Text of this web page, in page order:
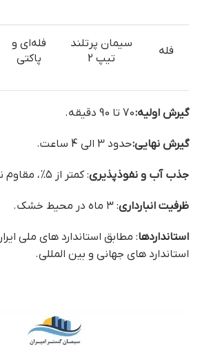
فله
سیمان پرتلند
تیپ 2
فله‌ای و
پاکتی
گیرش اولیه:
گیرش نهایی:حدود 3 الی 4 ساعت.
جذب آب و نفوذپذیری: کمتر از ۵%، مقاوم نسبی به سولفات.
ظرفیت انبارداری: ۳ ماه در محیط خشک.
استانداردها: مطابق استاندارد های ملی
استاندارد های جهانی و بین المللی.